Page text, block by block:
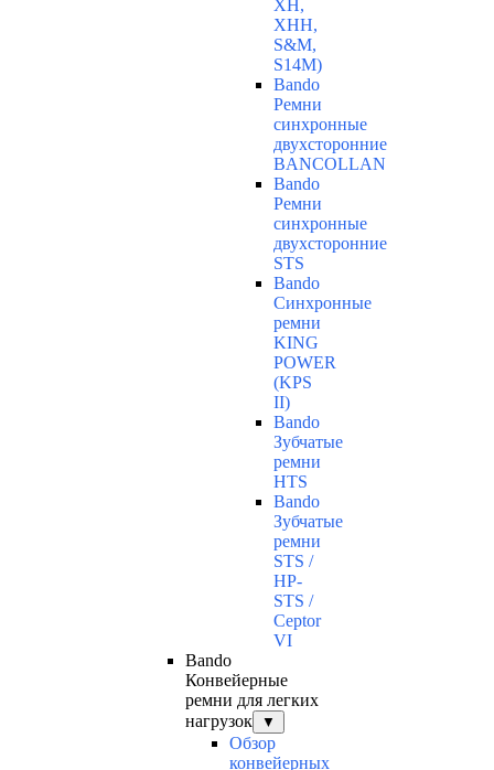
ХН,
ХНН,
S&M,
S14М)
Bando
Ремни
синхронные
двухсторонние
BANCOLLAN
Bando
Ремни
синхронные
двухсторонние
STS
Bando
Синхронные
ремни
KING
POWER
(KPS
II)
Bando
Зубчатые
ремни
HTS
Bando
Зубчатые
ремни
STS /
HP-
STS /
Ceptor
VI
Bando
Конвейерные
ремни для легких
нагрузок
▼
Обзор
конвейерных